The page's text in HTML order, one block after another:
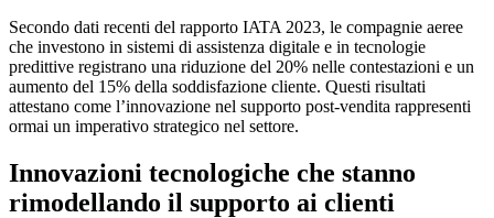
Secondo dati recenti del rapporto IATA 2023, le compagnie aeree
che investono in sistemi di assistenza digitale e in tecnologie
predittive registrano una riduzione del 20% nelle contestazioni e un
aumento del 15% della soddisfazione cliente. Questi risultati
attestano come l’innovazione nel supporto post-vendita rappresenti
ormai un imperativo strategico nel settore.
Innovazioni tecnologiche che stanno
rimodellando il supporto ai clienti